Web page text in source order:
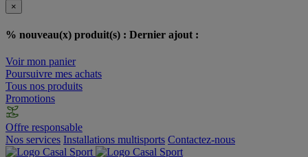
×
% nouveau(x) produit(s) : Dernier ajout :
Voir mon panier
Poursuivre mes achats
Tous nos produits
Promotions
Offre responsable
Nos services Installations multisports Contactez-nous